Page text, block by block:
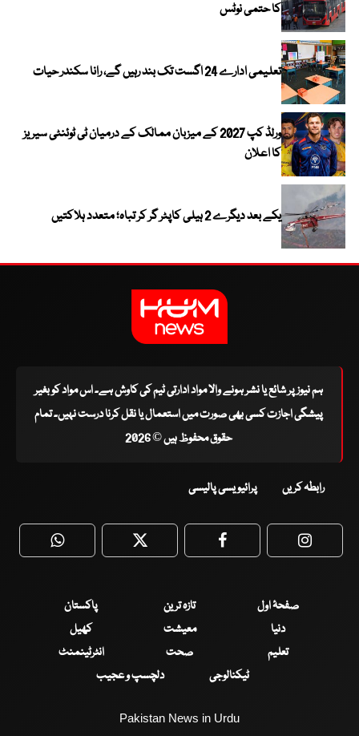
کا حتمی نوٹس
تعلیمی ادارے 24 اگست تک بند رہیں گے، رانا سکندر حیات
ورلڈ کپ 2027 کے میزبان ممالک کے درمیان ٹی ٹوئنٹی سیریز
کا اعلان
یکے بعد دیگرے 2 ہیلی کاپٹر گر کر تباہ؛ متعدد ہلاکتیں
ہم نیوز پر شائع یا نشر ہونے والا مواد ادارتی ٹیم کی کاوش ہے۔ اس مواد کو بغیر
پیشگی اجازت کسی بھی صورت میں استعمال یا نقل کرنا درست نہیں۔ تمام
حقوق محفوظ ہیں © 2026
رابطہ کریں پرائیویسی پالیسی
WhatsApp Twitter Facebook
صفحۂ اول تازہ ترین
پاکستان
دنیا
معیشت
کھیل
تعلیم
صحت
انٹرٹینمنٹ
ٹیکنالوجی
دلچسپ و عجیب
Pakistan News in Urdu